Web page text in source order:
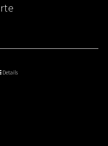
Details